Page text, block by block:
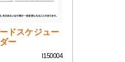
ドスケジュー
ー
I150004